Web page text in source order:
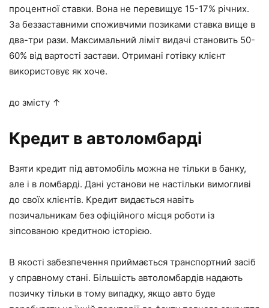
процентної ставки. Вона не перевищує 15-17% річних.
За беззаставними споживчими позиками ставка вище в
два-три рази. Максимальний ліміт видачі становить 50-
60% від вартості застави. Отримані готівку клієнт
використовує як хоче.
до змісту ↑
Кредит в автоломбарді
Взяти кредит під автомобіль можна не тільки в банку,
але і в ломбарді. Дані установи не настільки вимогливі
до своїх клієнтів. Кредит видається навіть
позичальникам без офіційного місця роботи із
зіпсованою кредитною історією.
В якості забезпечення приймається транспортний засіб
у справному стані. Більшість автоломбардів надають
позичку тільки в тому випадку, якщо авто буде